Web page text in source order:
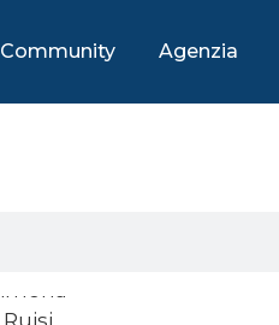
Community Agenzia